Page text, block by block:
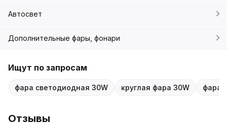
Автосвет
Дополнительные фары, фонари
Ищут по запросам
фара светодиодная 30W круглая фара 30W фара
Отзывы